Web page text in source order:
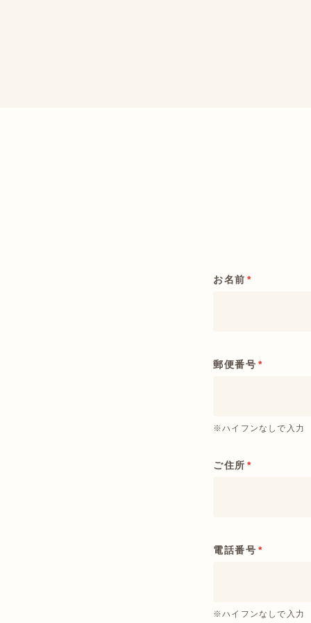
お名前 *
郵便番号 *
※ハイフンなしで入力
ご住所 *
電話番号 *
※ハイフンなしで入力